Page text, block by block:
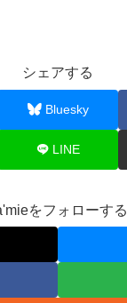
シェアする
Bluesky
LINE
をフォローする